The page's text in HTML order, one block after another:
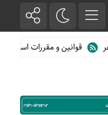
قوانین و مقررات استفاده